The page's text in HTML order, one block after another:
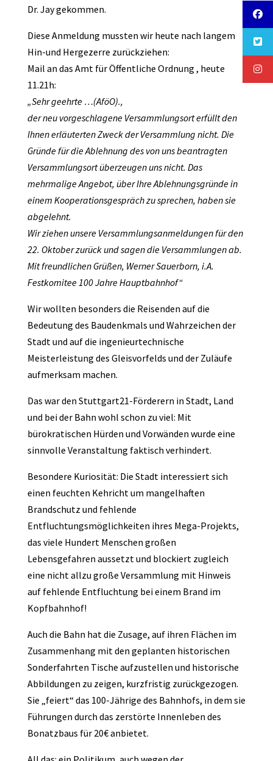
Dr. Jay gekommen.
Diese Anmeldung mussten wir heute nach langem
Hin-und Hergezerre zurückziehen:
Mail an das Amt für Öffentliche Ordnung , heute
11.21h:
„Sehr geehrte …(AföO).,
der neu vorgeschlagene Versammlungsort erfüllt den
Ihnen erläuterten Zweck der Versammlung nicht. Die
Gründe für die Ablehnung des von uns beantragten
Versammlungsort überzeugen uns nicht. Das
mehrmalige Angebot, über Ihre Ablehnungsgründe in
einem Kooperationsgespräch zu sprechen, haben sie
abgelehnt.
Wir ziehen unsere Versammlungsanmeldungen für den
22. Oktober zurück und sagen die Versammlungen ab.
Mit freundlichen Grüßen, Werner Sauerborn, i.A.
Festkomitee 100 Jahre Hauptbahnhof“
Wir wollten besonders die Reisenden auf die
Bedeutung des Baudenkmals und Wahrzeichen der
Stadt und auf die ingenieurtechnische
Meisterleistung des Gleisvorfelds und der Zuläufe
aufmerksam machen.
Das war den Stuttgart21-Förderern in Stadt, Land
und bei der Bahn wohl schon zu viel: Mit
bürokratischen Hürden und Vorwänden wurde eine
sinnvolle Veranstaltung faktisch verhindert.
Besondere Kuriosität: Die Stadt interessiert sich
einen feuchten Kehricht um mangelhaften
Brandschutz und fehlende
Entfluchtungsmöglichkeiten ihres Mega-Projekts,
das viele Hundert Menschen großen
Lebensgefahren aussetzt und blockiert zugleich
eine nicht allzu große Versammlung mit Hinweis
auf fehlende Entfluchtung bei einem Brand im
Kopfbahnhof!
Auch die Bahn hat die Zusage, auf ihren Flächen im
Zusammenhang mit den geplanten historischen
Sonderfahrten Tische aufzustellen und historische
Abbildungen zu zeigen, kurzfristig zurückgezogen.
Sie „feiert“ das 100-Jährige des Bahnhofs, in dem sie
Führungen durch das zerstörte Innenleben des
Bonatzbaus für 20€ anbietet.